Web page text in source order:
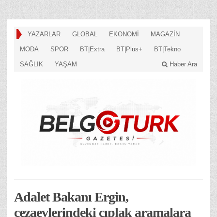
YAZARLAR GLOBAL EKONOMİ MAGAZİN
MODA SPOR BT|Extra BT|Plus+ BT|Tekno
SAĞLIK YAŞAM Haber Ara
Adalet Bakanı Ergin,
cezaevlerindeki çıplak aramalara